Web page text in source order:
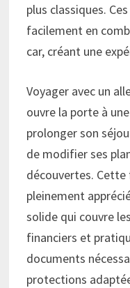
plus classiques.
facilement en
car, créant une
Voyager avec un
ouvre la porte à
prolonger son
de modifier ses
découvertes.
pleinement
solide qui couvre
financiers et
documents
protections